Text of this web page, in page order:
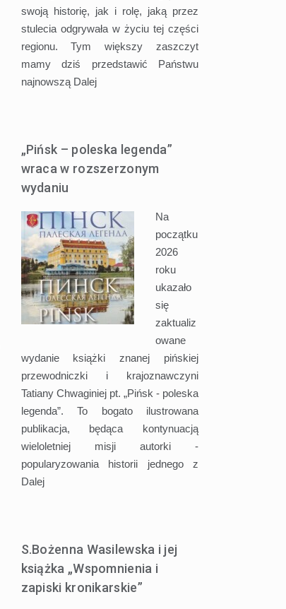
swoją historię, jak i rolę, jaką przez
stulecia odgrywała w życiu tej części
regionu. Tym większy zaszczyt
mamy dziś przedstawić Państwu
najnowszą Dalej
„Pińsk – poleska legenda”
wraca w rozszerzonym
wydaniu
Na
początku
2026
roku
ukazało
się
zaktualiz
owane
wydanie książki znanej pińskiej
przewodniczki i krajoznawczyni
Tatiany Chwaginiej pt. „Pińsk - poleska
legenda”. To bogato ilustrowana
publikacja, będąca kontynuacją
wieloletniej misji autorki -
popularyzowania historii jednego z
Dalej
S.Bożenna Wasilewska i jej
książka „Wspomnienia i
zapiski kronikarskie”